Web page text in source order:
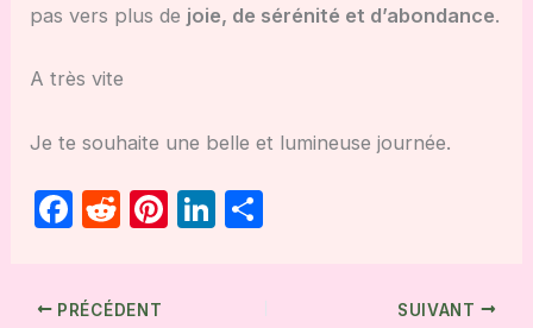
pas vers plus de joie, de sérénité et d’abondance.
A très vite
Je te souhaite une belle et lumineuse journée.
F
R
Pi Li
PRÉCÉDENT SUIVANT